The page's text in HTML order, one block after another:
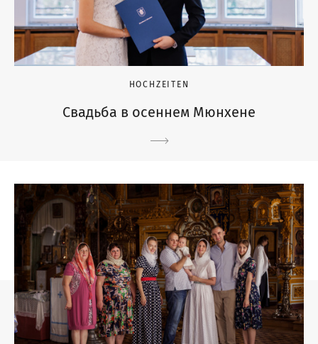
HOCHZEITEN
Свадьба в осеннем Мюнхене